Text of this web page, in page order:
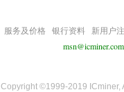
服务及价格 银行资料 新用户
msn@icminer.com
Copyright ©1999-2019 ICminer,